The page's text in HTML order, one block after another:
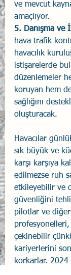
ve mevcut
amaçlıyor.
5. Danışma ve
hava trafik
havacılık
istişarelerde
düzenlemeler
koruyan hem
sağlığını
oluşturacak.
Havacılar
sık büyük ve
karşı karşıya
edilmezse ruh
etkileyebilir ve
güvenliğini
pilotlar ve diğer
profesyonelleri,
çekinebilir
kariyerlerini
korkarlar. 2024